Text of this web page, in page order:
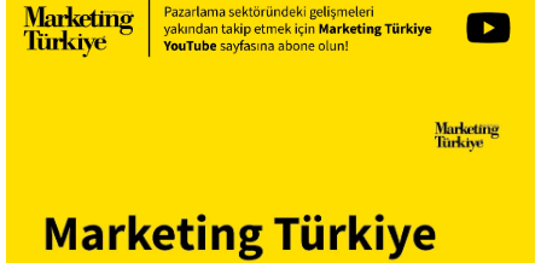
Haberler
Etkinlikler